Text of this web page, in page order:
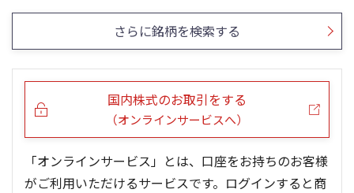
13週移動平均 26週移動平均 出来高(百万)
0
5ヶ月移動平均 25ヶ月移動平均 出来高(百万)
0
さらに銘柄を検索する
国内株式のお取引をする
（オンラインサービスへ）
「オンラインサービス」とは、口座をお持ちのお客様
がご利用いただけるサービスです。ログインすると商